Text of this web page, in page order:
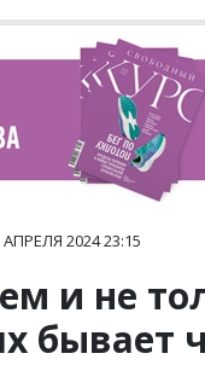
АПРЕЛЯ 202423:15
и не
бывает